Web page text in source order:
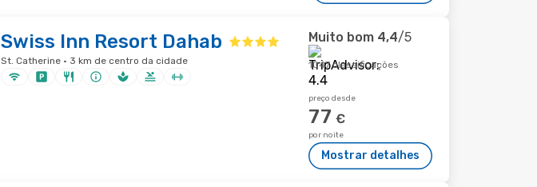
Swiss Inn Resort Dahab
St. Catherine · 3 km de centro da cidade
Muito bom 4,4/5
1047 classificações
preço desde
77 €
por noite
Mostrar detalhes